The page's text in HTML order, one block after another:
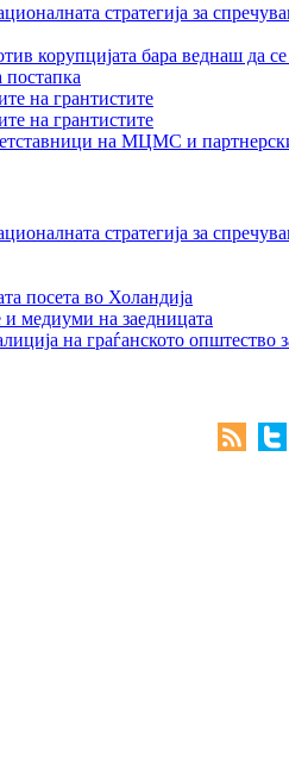
стратегија за
корупцијата бара веднаш да
постапка
на грантистите
на грантистите
на МЦМС и
стратегија за
посета во Холандија
и медиуми на заедницата
на граѓанското